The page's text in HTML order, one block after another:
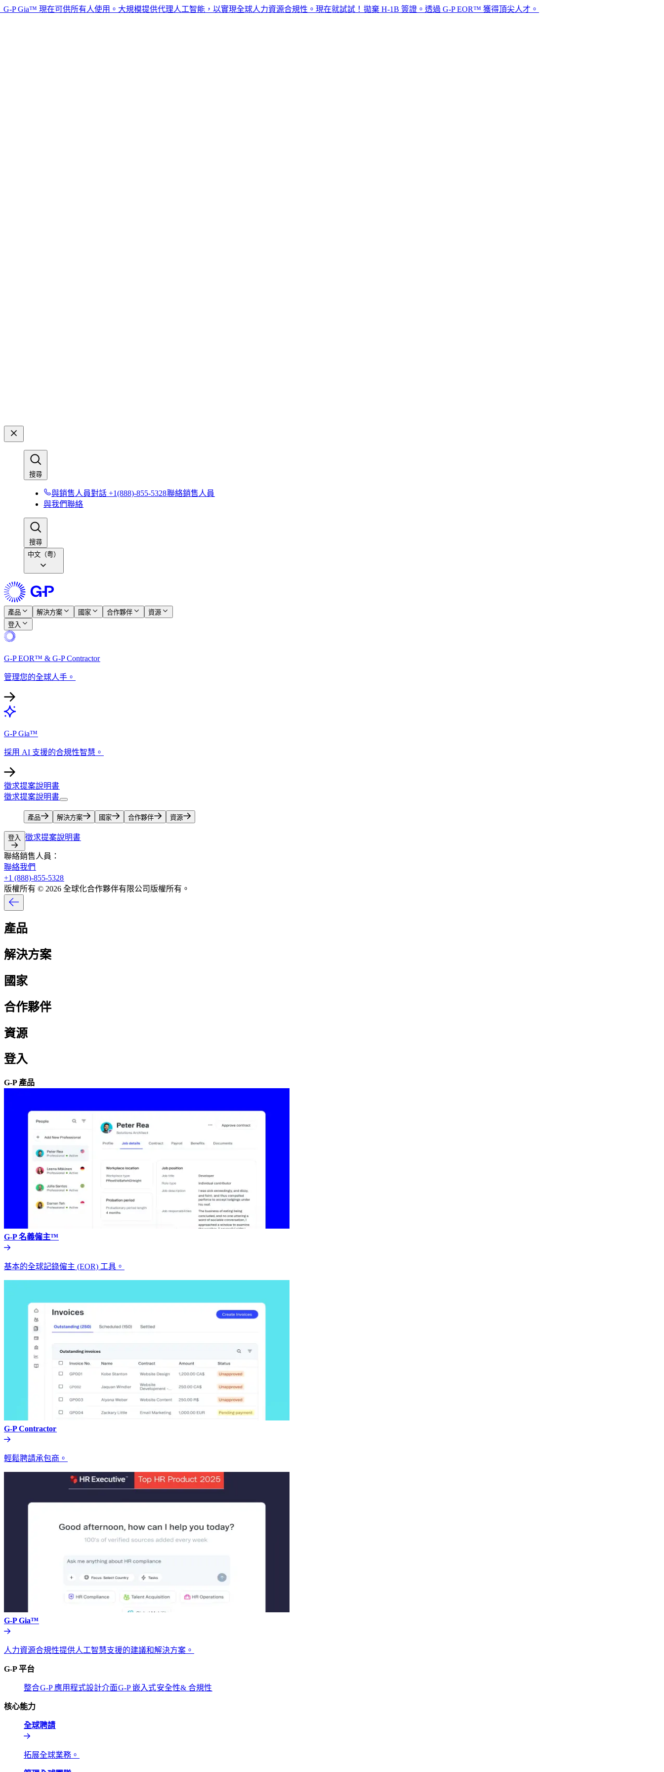
現在可供所有人使用。大規模提供代理人工智能，以實現全球人力資源合規性。現在就試試！​​拋棄 H-1B 簽證。透過 G-P EOR™ 獲得頂尖人才。​​
搜尋​​
與銷售人員對話 +1(888)-855-5328​​聯絡銷售人員​​
與我們聯絡​​
搜尋​​
中文（粤）
產品​​ 解決方案​​ 國家​​ 合作夥伴​​
資源​​
登入​​
G-P EOR™ & G-P Contractor​​
管理您的全球人手。​​
G-P Gia™​​
採用 AI 支援的合規性智慧。​​
徵求提案說明書​​
徵求提案說明書​​
產品​​ 解決方案​​ 國家​​ 合作夥伴​​ 資源​​
登入​​ 徵求提案說明書​​
聯絡銷售人員：​​
聯絡我們​​
+1 (888)-855-5328​​
版權所有 © 2026 全球化合作夥伴有限公司版權所有。​​
產品​​
解決方案​​
國家​​
合作夥伴​​
資源​​
登入​​
G-P 產品​​
G-P 名義僱主™​​
基本的全球記錄僱主 (EOR) 工具。​​
G-P Contractor​​
輕鬆聘請承包商。​​
G-P Gia™​​
人力資源合規性提供人工智慧支援的建議和解決方案。​​
G-P 平台​​
整合​​G-P 應用程式設計介面​​G-P 嵌入式​​安全性& 合規性​​
核心能力​​
全球聘請​​
拓展全球業務。​​